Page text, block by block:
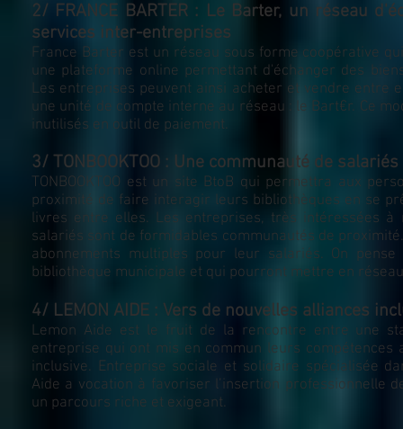
2/ FRANCE BARTER : Le Barter, un réseau
services inter-entreprises
France Barter est un réseau sous forme coopérative
une plateforme online permettant d'échanger des
Les entreprises peuvent ainsi acheter et vendre entre
une unité de compte interne au réseau : le Bart€r. Ce
inutilisés en outil de paiement.
3/ TONBOOKTOO : Une communauté de
TONBOOKTOO est un site BtoB qui permettra aux
proximité de faire interagir leurs bibliothèques en se
livres entre elles. Les entreprises, très intéressées
salariés sont de formidables communautés de
abonnements multiples pour leur salariés. On
bibliothèque municipale et qui pourront mettre en
4/ LEMON AIDE : Vers de nouvelles alliances
Lemon Aide est le fruit de la rencontre entre une
entreprise qui ont mis en commun leurs compétences
inclusive. Entreprise sociale et solidaire spécialisée
Aide a vocation à favoriser l’insertion professionnelle
un parcours riche et exigeant.